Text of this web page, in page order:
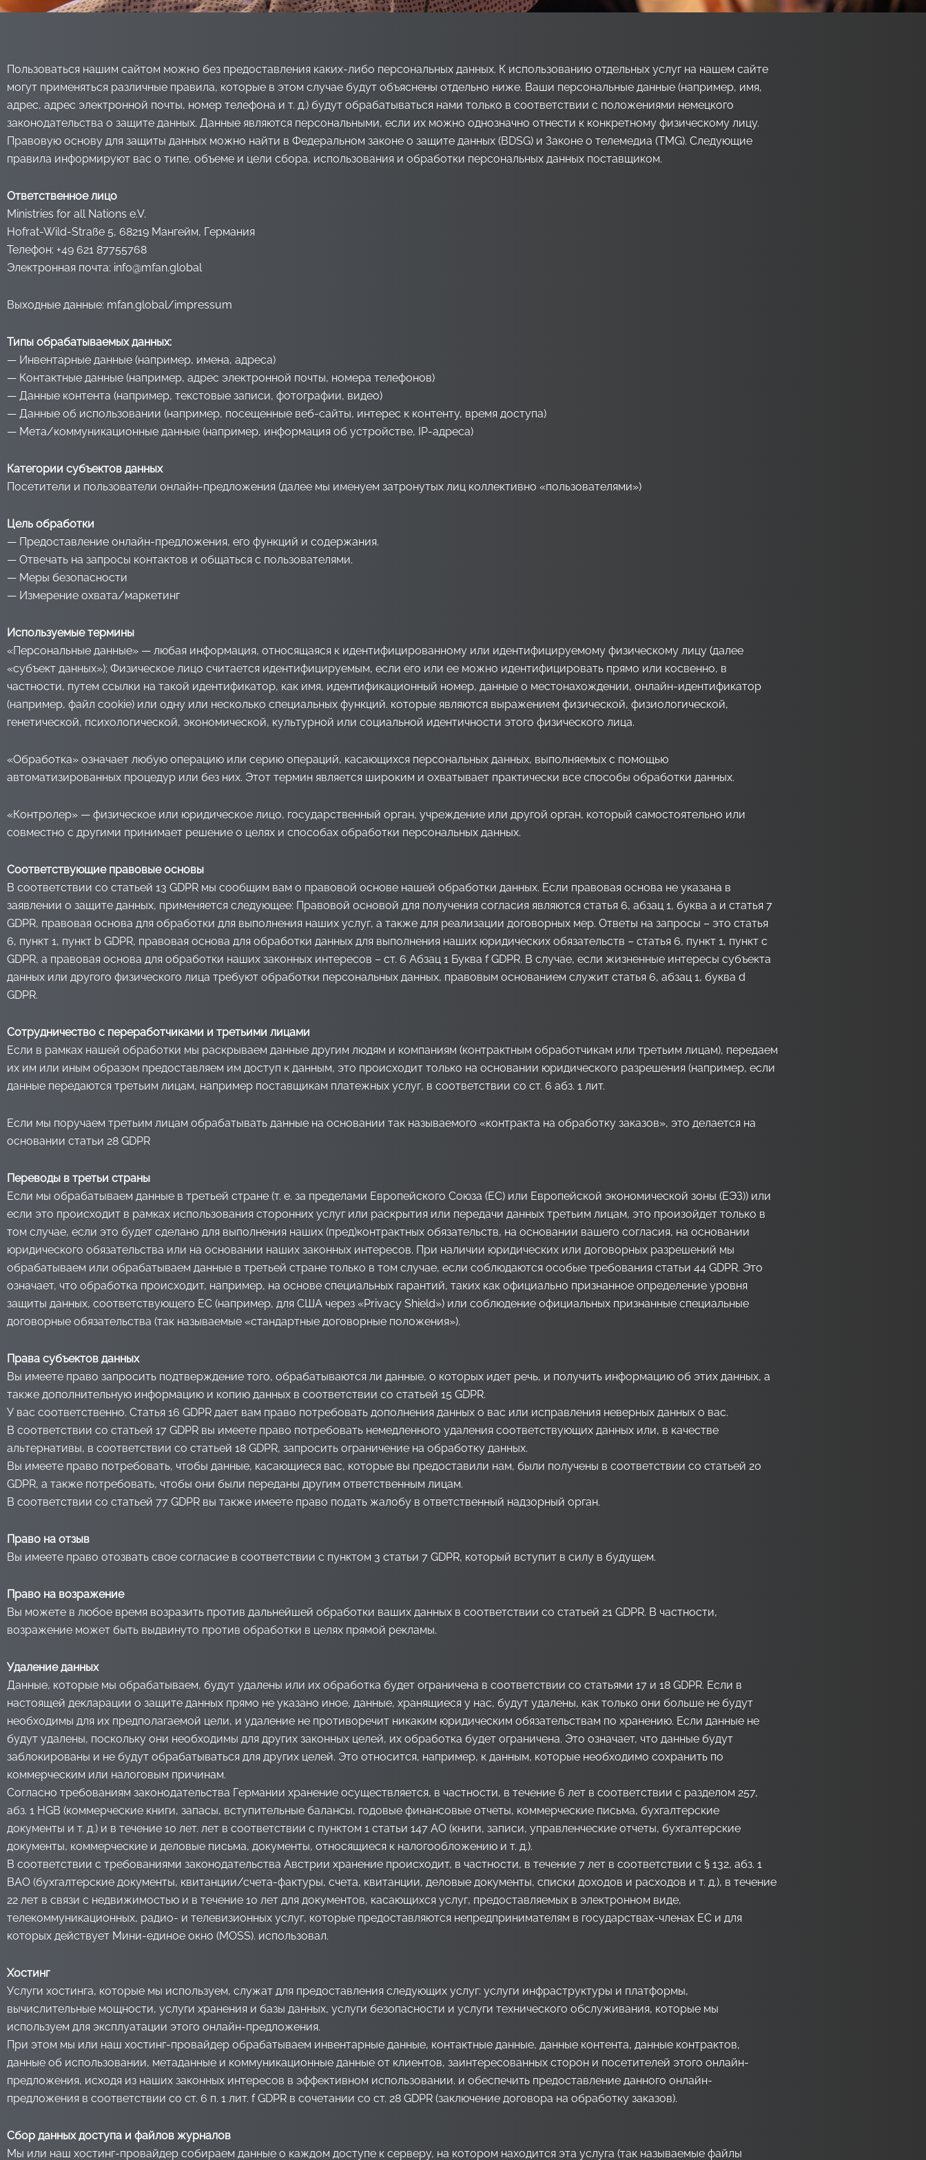
Пользоваться нашим сайтом можно без предоставления каких-либо персональных данных. К использованию отдельных услуг на нашем сайте
могут применяться различные правила, которые в этом случае будут объяснены отдельно ниже. Ваши персональные данные (например, имя,
адрес, адрес электронной почты, номер телефона и т. д.) будут обрабатываться нами только в соответствии с положениями немецкого
законодательства о защите данных. Данные являются персональными, если их можно однозначно отнести к конкретному физическому лицу.
Правовую основу для защиты данных можно найти в Федеральном законе о защите данных (BDSG) и Законе о телемедиа (TMG). Следующие
правила информируют вас о типе, объеме и цели сбора, использования и обработки персональных данных поставщиком.
Ответственное лицо
Ministries for all Nations e.V.
Hofrat-Wild-Straße 5, 68219 Мангейм, Германия
Телефон: +49 621 87755768
Электронная почта: info@mfan.global
Выходные данные: mfan.global/impressum
Типы обрабатываемых данных:
— Инвентарные данные (например, имена, адреса)
— Контактные данные (например, адрес электронной почты, номера телефонов)
— Данные контента (например, текстовые записи, фотографии, видео)
— Данные об использовании (например, посещенные веб-сайты, интерес к контенту, время доступа)
— Мета/коммуникационные данные (например, информация об устройстве, IP-адреса)
Категории субъектов данных
Посетители и пользователи онлайн-предложения (далее мы именуем затронутых лиц коллективно «пользователями»)
Цель обработки
— Предоставление онлайн-предложения, его функций и содержания.
— Отвечать на запросы контактов и общаться с пользователями.
— Меры безопасности
— Измерение охвата/маркетинг
Используемые термины
«Персональные данные» — любая информация, относящаяся к идентифицированному или идентифицируемому физическому лицу (далее
«субъект данных»); Физическое лицо считается идентифицируемым, если его или ее можно идентифицировать прямо или косвенно, в
частности, путем ссылки на такой идентификатор, как имя, идентификационный номер, данные о местонахождении, онлайн-идентификатор
(например, файл cookie) или одну или несколько специальных функций. которые являются выражением физической, физиологической,
генетической, психологической, экономической, культурной или социальной идентичности этого физического лица.
«Обработка» означает любую операцию или серию операций, касающихся персональных данных, выполняемых с помощью
автоматизированных процедур или без них. Этот термин является широким и охватывает практически все способы обработки данных.
«Контролер» — физическое или юридическое лицо, государственный орган, учреждение или другой орган, который самостоятельно или
совместно с другими принимает решение о целях и способах обработки персональных данных.
Соответствующие правовые основы
В соответствии со статьей 13 GDPR мы сообщим вам о правовой основе нашей обработки данных. Если правовая основа не указана в
заявлении о защите данных, применяется следующее: Правовой основой для получения согласия являются статья 6, абзац 1, буква a и статья 7
GDPR, правовая основа для обработки для выполнения наших услуг, а также для реализации договорных мер. Ответы на запросы – это статья
6, пункт 1, пункт b GDPR, правовая основа для обработки данных для выполнения наших юридических обязательств – статья 6, пункт 1, пункт c
GDPR, а правовая основа для обработки наших законных интересов – ст. 6 Абзац 1 Буква f GDPR. В случае, если жизненные интересы субъекта
данных или другого физического лица требуют обработки персональных данных, правовым основанием служит статья 6, абзац 1, буква d
GDPR.
Сотрудничество с переработчиками и третьими лицами
Если в рамках нашей обработки мы раскрываем данные другим людям и компаниям (контрактным обработчикам или третьим лицам), передаем
их им или иным образом предоставляем им доступ к данным, это происходит только на основании юридического разрешения (например, если
данные передаются третьим лицам, например поставщикам платежных услуг, в соответствии со ст. 6 абз. 1 лит.
Если мы поручаем третьим лицам обрабатывать данные на основании так называемого «контракта на обработку заказов», это делается на
основании статьи 28 GDPR
Переводы в третьи страны
Если мы обрабатываем данные в третьей стране (т. е. за пределами Европейского Союза (ЕС) или Европейской экономической зоны (ЕЭЗ)) или
если это происходит в рамках использования сторонних услуг или раскрытия или передачи данных третьим лицам, это произойдет только в
том случае, если это будет сделано для выполнения наших (пред)контрактных обязательств, на основании вашего согласия, на основании
юридического обязательства или на основании наших законных интересов. При наличии юридических или договорных разрешений мы
обрабатываем или обрабатываем данные в третьей стране только в том случае, если соблюдаются особые требования статьи 44 GDPR. Это
означает, что обработка происходит, например, на основе специальных гарантий, таких как официально признанное определение уровня
защиты данных, соответствующего ЕС (например, для США через «Privacy Shield») или соблюдение официальных признанные специальные
договорные обязательства (так называемые «стандартные договорные положения»).
Права субъектов данных
Вы имеете право запросить подтверждение того, обрабатываются ли данные, о которых идет речь, и получить информацию об этих данных, а
также дополнительную информацию и копию данных в соответствии со статьей 15 GDPR.
У вас соответственно. Статья 16 GDPR дает вам право потребовать дополнения данных о вас или исправления неверных данных о вас.
В соответствии со статьей 17 GDPR вы имеете право потребовать немедленного удаления соответствующих данных или, в качестве
альтернативы, в соответствии со статьей 18 GDPR, запросить ограничение на обработку данных.
Вы имеете право потребовать, чтобы данные, касающиеся вас, которые вы предоставили нам, были получены в соответствии со статьей 20
GDPR, а также потребовать, чтобы они были переданы другим ответственным лицам.
В соответствии со статьей 77 GDPR вы также имеете право подать жалобу в ответственный надзорный орган.
Право на отзыв
Вы имеете право отозвать свое согласие в соответствии с пунктом 3 статьи 7 GDPR, который вступит в силу в будущем.
Право на возражение
Вы можете в любое время возразить против дальнейшей обработки ваших данных в соответствии со статьей 21 GDPR. В частности,
возражение может быть выдвинуто против обработки в целях прямой рекламы.
Удаление данных
Данные, которые мы обрабатываем, будут удалены или их обработка будет ограничена в соответствии со статьями 17 и 18 GDPR. Если в
настоящей декларации о защите данных прямо не указано иное, данные, хранящиеся у нас, будут удалены, как только они больше не будут
необходимы для их предполагаемой цели, и удаление не противоречит никаким юридическим обязательствам по хранению. Если данные не
будут удалены, поскольку они необходимы для других законных целей, их обработка будет ограничена. Это означает, что данные будут
заблокированы и не будут обрабатываться для других целей. Это относится, например, к данным, которые необходимо сохранить по
коммерческим или налоговым причинам.
Согласно требованиям законодательства Германии хранение осуществляется, в частности, в течение 6 лет в соответствии с разделом 257,
абз. 1 HGB (коммерческие книги, запасы, вступительные балансы, годовые финансовые отчеты, коммерческие письма, бухгалтерские
документы и т. д.) и в течение 10 лет. лет в соответствии с пунктом 1 статьи 147 АО (книги, записи, управленческие отчеты, бухгалтерские
документы, коммерческие и деловые письма, документы, относящиеся к налогообложению и т. д.).
В соответствии с требованиями законодательства Австрии хранение происходит, в частности, в течение 7 лет в соответствии с § 132, абз. 1
BAO (бухгалтерские документы, квитанции/счета-фактуры, счета, квитанции, деловые документы, списки доходов и расходов и т. д.), в течение
22 лет в связи с недвижимостью и в течение 10 лет для документов, касающихся услуг, предоставляемых в электронном виде,
телекоммуникационных, радио- и телевизионных услуг, которые предоставляются непредпринимателям в государствах-членах ЕС и для
которых действует Мини-единое окно (MOSS). использовал.
Хостинг
Услуги хостинга, которые мы используем, служат для предоставления следующих услуг: услуги инфраструктуры и платформы,
вычислительные мощности, услуги хранения и базы данных, услуги безопасности и услуги технического обслуживания, которые мы
используем для эксплуатации этого онлайн-предложения.
При этом мы или наш хостинг-провайдер обрабатываем инвентарные данные, контактные данные, данные контента, данные контрактов,
данные об использовании, метаданные и коммуникационные данные от клиентов, заинтересованных сторон и посетителей этого онлайн-
предложения, исходя из наших законных интересов в эффективном использовании. и обеспечить предоставление данного онлайн-
предложения в соответствии со ст. 6 п. 1 лит. f GDPR в сочетании со ст. 28 GDPR (заключение договора на обработку заказов).
Сбор данных доступа и файлов журналов
Мы или наш хостинг-провайдер собираем данные о каждом доступе к серверу, на котором находится эта услуга (так называемые файлы